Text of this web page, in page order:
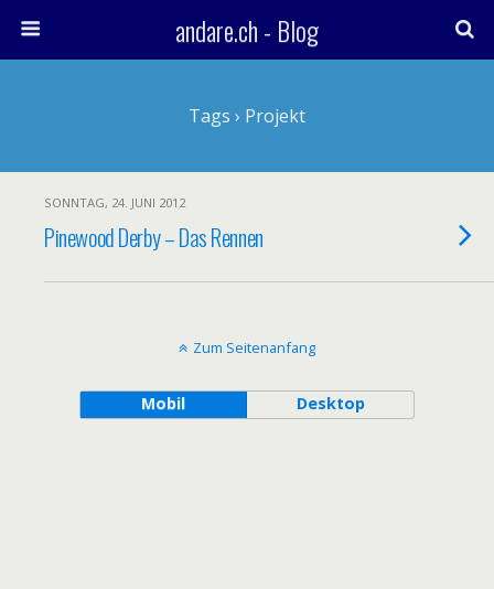
andare.ch - Blog
Tags › Projekt
SONNTAG, 24. JUNI 2012
Pinewood Derby – Das Rennen
Zum Seitenanfang
Mobil Desktop